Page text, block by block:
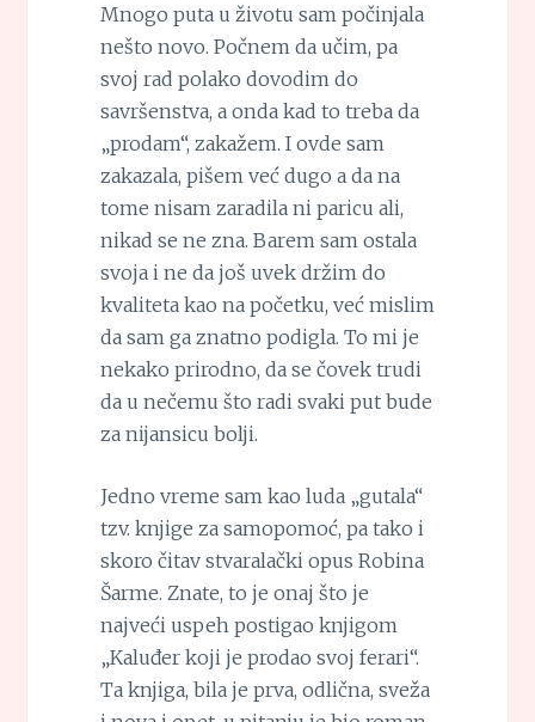
Mnogo puta u životu sam počinjala
nešto novo. Počnem da učim, pa
svoj rad polako dovodim do
savršenstva, a onda kad to treba da
„prodam“, zakažem. I ovde sam
zakazala, pišem već dugo a da na
tome nisam zaradila ni paricu ali,
nikad se ne zna. Barem sam ostala
svoja i ne da još uvek držim do
kvaliteta kao na početku, već mislim
da sam ga znatno podigla. To mi je
nekako prirodno, da se čovek trudi
da u nečemu što radi svaki put bude
za nijansicu bolji.
Jedno vreme sam kao luda „gutala“
tzv. knjige za samopomoć, pa tako i
skoro čitav stvaralački opus Robina
Šarme. Znate, to je onaj što je
najveći uspeh postigao knjigom
„Kaluđer koji je prodao svoj ferari“.
Ta knjiga, bila je prva, odlična, sveža